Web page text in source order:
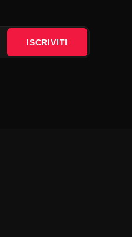
ISCRIVITI